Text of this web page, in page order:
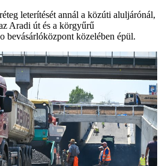
leterítését annál a közúti aluljárónál,
Aradi út és a körgyűrű
bevásárlóközpont közelében épül.